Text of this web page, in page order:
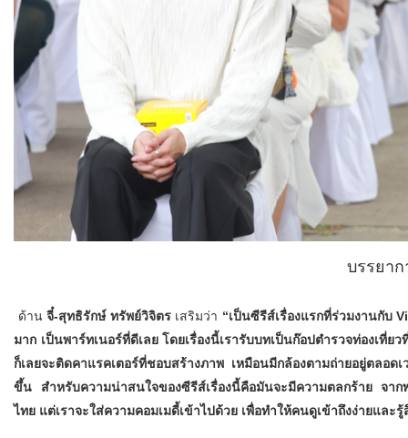
บรรยา
ด้าน จี๋-สุทธิรักษ์ ทรัพย์วิจิตร เสริมว่า “เป็นซีรีส์เรื่องแรกที่ร่วมงานกับ
มาก เป็นพาร์ทเนอร์ที่ดีเลย โดยเรื่องนี้เรารับบทเป็นก๊อปตำรวจท่องเที่ย
ก็เลยจะติดคาแรคเตอร์ที่ชอบสร้างภาพ เหมือนมีกล้องตามถ่ายอยู่ตลอด
ขึ้น สำหรับความน่าสนใจของซีรีส์เรื่องนี้คือมันจะมีความตลกร้าย จาก
ไทย แต่เราจะใส่ความคอมเมดี้เข้าไปด้วย เพื่อทำให้คนดูเข้าถึงง่ายและ